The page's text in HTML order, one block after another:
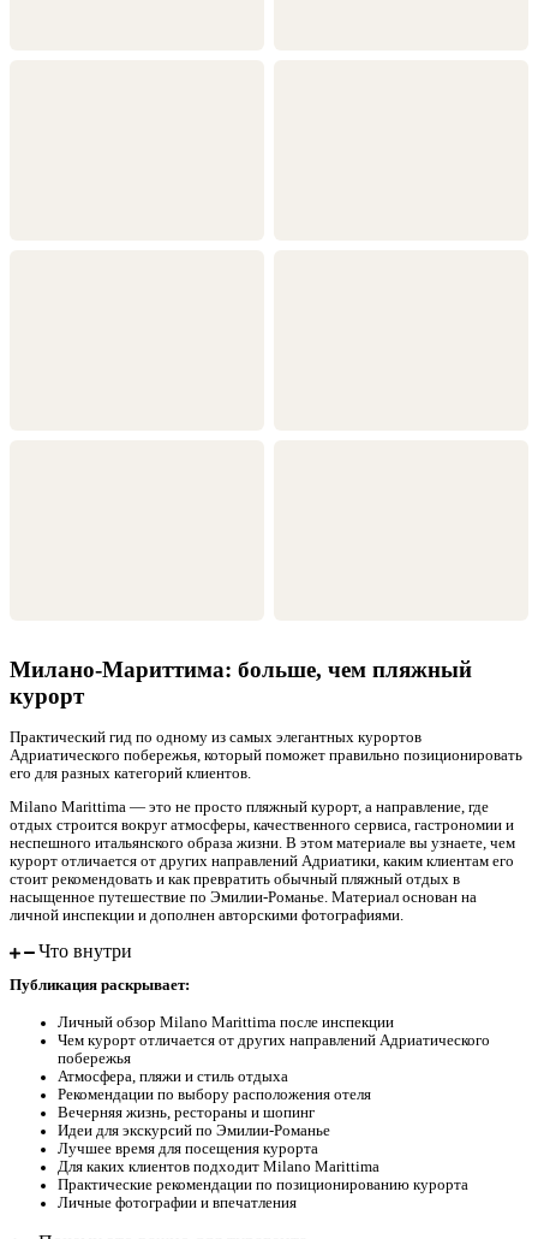
Милано-Мариттима: больше, чем пляжный
курорт
Практический гид по одному из самых элегантных курортов
Адриатического побережья, который поможет правильно позиционировать
его для разных категорий клиентов.
Milano Marittima — это не просто пляжный курорт, а направление, где
отдых строится вокруг атмосферы, качественного сервиса, гастрономии и
неспешного итальянского образа жизни. В этом материале вы узнаете, чем
курорт отличается от других направлений Адриатики, каким клиентам его
стоит рекомендовать и как превратить обычный пляжный отдых в
насыщенное путешествие по Эмилии-Романье. Материал основан на
личной инспекции и дополнен авторскими фотографиями.
Что внутри
Публикация раскрывает:
Личный обзор Milano Marittima после инспекции
Чем курорт отличается от других направлений Адриатического
побережья
Атмосфера, пляжи и стиль отдыха
Рекомендации по выбору расположения отеля
Вечерняя жизнь, рестораны и шопинг
Идеи для экскурсий по Эмилии-Романье
Лучшее время для посещения курорта
Для каких клиентов подходит Milano Marittima
Практические рекомендации по позиционированию курорта
Личные фотографии и впечатления